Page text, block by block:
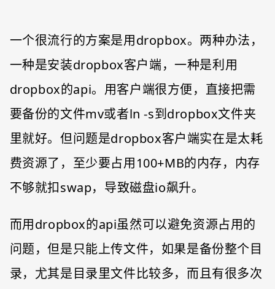
一个很流行的方案是用dropbox。两种办法，
一种是安装dropbox客户端，一种是利用
dropbox的api。用客户端很方便，直接把需
要备份的文件mv或者ln -s到dropbox文件夹
里就好。但问题是dropbox客户端实在是太耗
费资源了，至少要占用100+MB的内存，内存
不够就扣swap，导致磁盘io飙升。
而用dropbox的api虽然可以避免资源占用的
问题，但是只能上传文件，如果是备份整个目
录，尤其是目录里文件比较多，而且有很多次